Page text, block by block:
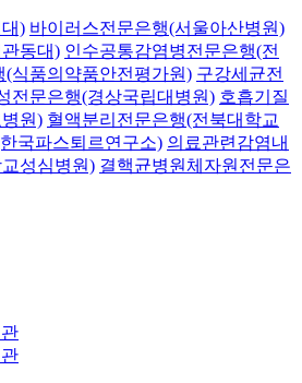
) 바이러스전문은행(서울아산병원)
동대) 인수공통감염병전문은행(전
(식품의약품안전평가원) 구강세균전
전문은행(경상국립대병원) 호흡기질
원) 혈액분리전문은행(전북대학교
국파스퇴르연구소) 의료관련감염내
성심병원) 결핵균병원체자원전문은